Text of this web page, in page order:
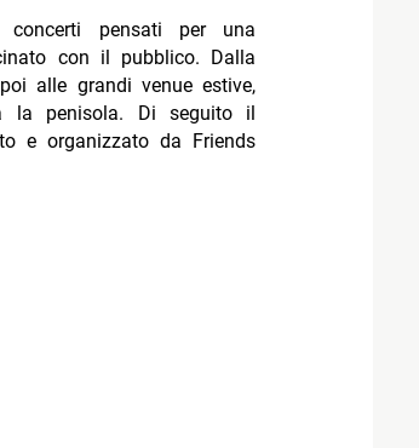
pensati per una
con il pubblico. Dalla
alle grandi venue estive,
la penisola. Di seguito il
e organizzato da Friends